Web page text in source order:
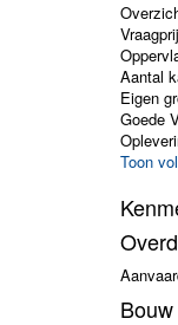
Aantal
Eigen
Goede
Toon
Bouw